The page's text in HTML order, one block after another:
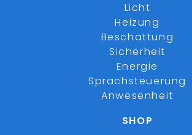
Licht
Heizung
Beschattung
Sicherheit
Energie
Sprachsteuerung
Anwesenheit
SHOP